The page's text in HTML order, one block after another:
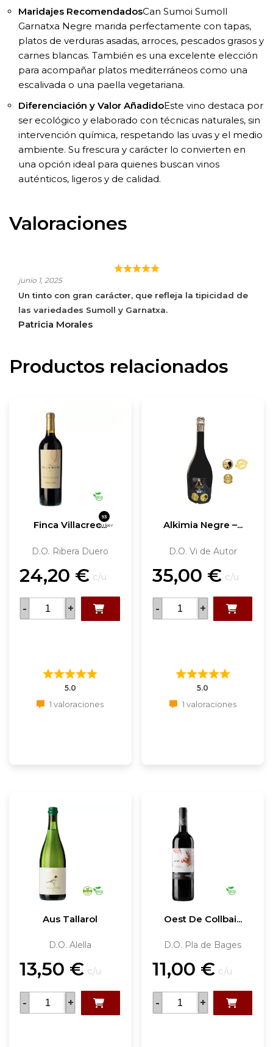
Maridajes RecomendadosCan Sumoi Sumoll
Garnatxa Negre marida perfectamente con tapas,
platos de verduras asadas, arroces, pescados grasos y
carnes blancas. También es una excelente elección
para acompañar platos mediterráneos como una
escalivada o una paella vegetariana.
Diferenciación y Valor AñadidoEste vino destaca por
ser ecológico y elaborado con técnicas naturales, sin
intervención química, respetando las uvas y el medio
ambiente. Su frescura y carácter lo convierten en
una opción ideal para quienes buscan vinos
auténticos, ligeros y de calidad.
Valoraciones
CAN SUMOI SUMOLL GARNATXA NEGRE
junio 1, 2025
Un tinto con gran carácter, que refleja la tipicidad de
las variedades Sumoll y Garnatxa.
Patricia Morales
Productos relacionados
Finca Villacrec...
D.O. Ribera Duero
93
Parker
24,20 € c/u
- +
5.0
1 valoraciones
Alkimia Negre –...
D.O. Vi de Autor
35,00 € c/u
- +
5.0
1 valoraciones
Aus Tallarol
D.O. Alella
13,50 € c/u
- +
Oest De Collbai...
D.O. Pla de Bages
11,00 € c/u
- +